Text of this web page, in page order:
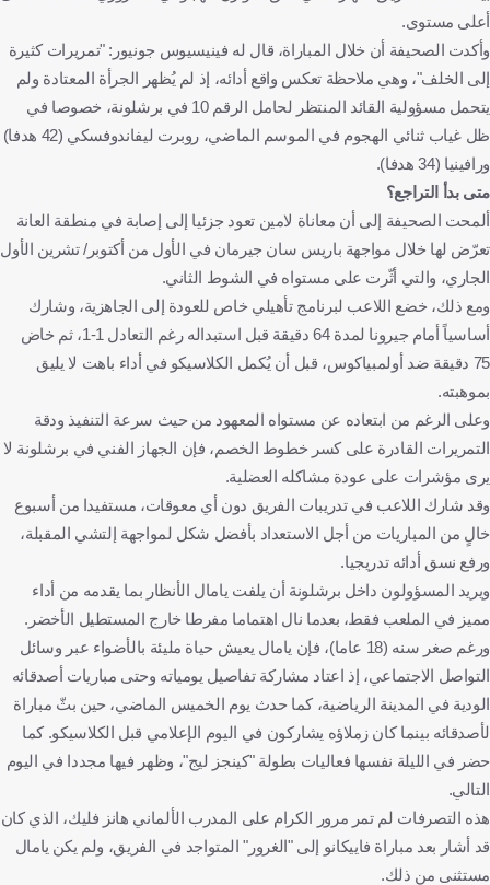
أعلى مستوى.
وأكدت الصحيفة أن خلال المباراة، قال له فينيسيوس جونيور: "تمريرات كثيرة
إلى الخلف"، وهي ملاحظة تعكس واقع أدائه، إذ لم يُظهر الجرأة المعتادة ولم
يتحمل مسؤولية القائد المنتظر لحامل الرقم 10 في برشلونة، خصوصا في
ظل غياب ثنائي الهجوم في الموسم الماضي، روبرت ليفاندوفسكي (42 هدفا)
ورافينيا (34 هدفا).
متى بدأ التراجع؟
ألمحت الصحيفة إلى أن معاناة لامين تعود جزئيا إلى إصابة في منطقة العانة
تعرّض لها خلال مواجهة باريس سان جيرمان في الأول من أكتوبر/ تشرين الأول
الجاري، والتي أثّرت على مستواه في الشوط الثاني.
ومع ذلك، خضع اللاعب لبرنامج تأهيلي خاص للعودة إلى الجاهزية، وشارك
أساسياً أمام جيرونا لمدة 64 دقيقة قبل استبداله رغم التعادل 1-1، ثم خاض
75 دقيقة ضد أولمبياكوس، قبل أن يُكمل الكلاسيكو في أداء باهت لا يليق
بموهبته.
وعلى الرغم من ابتعاده عن مستواه المعهود من حيث سرعة التنفيذ ودقة
التمريرات القادرة على كسر خطوط الخصم، فإن الجهاز الفني في برشلونة لا
يرى مؤشرات على عودة مشاكله العضلية.
وقد شارك اللاعب في تدريبات الفريق دون أي معوقات، مستفيدا من أسبوع
خالٍ من المباريات من أجل الاستعداد بأفضل شكل لمواجهة إلتشي المقبلة،
ورفع نسق أدائه تدريجيا.
ويريد المسؤولون داخل برشلونة أن يلفت يامال الأنظار بما يقدمه من أداء
مميز في الملعب فقط، بعدما نال اهتماما مفرطا خارج المستطيل الأخضر.
ورغم صغر سنه (18 عاما)، فإن يامال يعيش حياة مليئة بالأضواء عبر وسائل
التواصل الاجتماعي، إذ اعتاد مشاركة تفاصيل يومياته وحتى مباريات أصدقائه
الودية في المدينة الرياضية، كما حدث يوم الخميس الماضي، حين بثّ مباراة
لأصدقائه بينما كان زملاؤه يشاركون في اليوم الإعلامي قبل الكلاسيكو. كما
حضر في الليلة نفسها فعاليات بطولة "كينجز ليج"، وظهر فيها مجددا في اليوم
التالي.
هذه التصرفات لم تمر مرور الكرام على المدرب الألماني هانز فليك، الذي كان
قد أشار بعد مباراة فاييكانو إلى "الغرور" المتواجد في الفريق، ولم يكن يامال
مستثنى من ذلك.